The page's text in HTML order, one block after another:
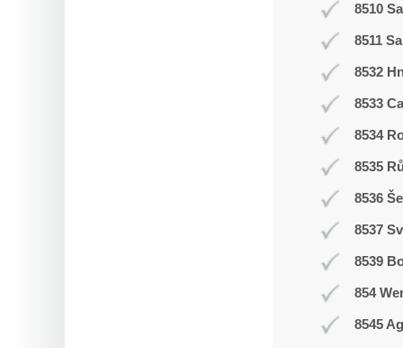
8510
8511
8532
8533
8534
8535
8536
8537
8539
854
8545